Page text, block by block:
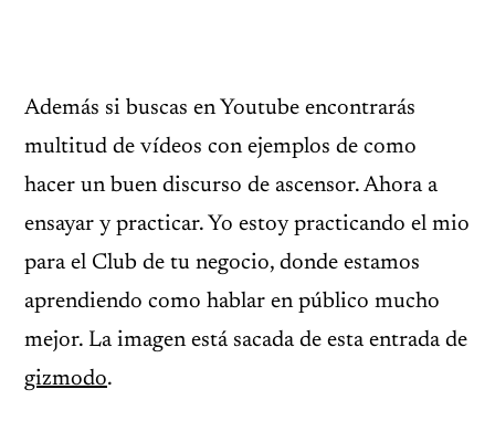
Además si buscas en Youtube encontrarás
multitud de vídeos con ejemplos de como
hacer un buen discurso de ascensor. Ahora a
ensayar y practicar. Yo estoy practicando el mio
para el Club de tu negocio, donde estamos
aprendiendo como hablar en público mucho
mejor. La imagen está sacada de esta entrada de
gizmodo.